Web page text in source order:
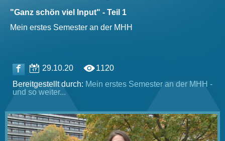
"Ganz schön viel Input" - Teil 1
Mein erstes Semester an der MHH
29.10.20
1120
Bereitgestellt durch: Mein erstes Semester an der MHH -
und so weiter...